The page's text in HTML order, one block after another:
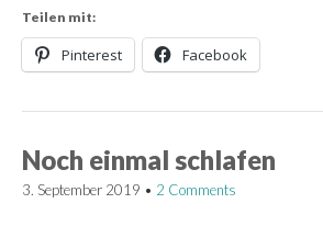
Teilen mit:
Pinterest Facebook
Noch einmal schlafen
3. September 2019 • 2 Comments